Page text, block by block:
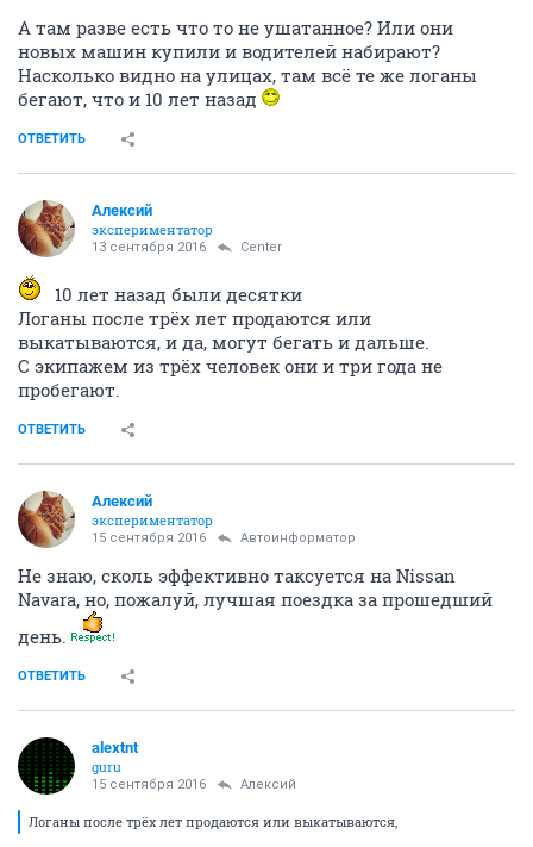
А там разве есть что то не ушатанное? Или они
новых машин купили и водителей набирают?
Насколько видно на улицах, там всё те же логаны
бегают, что и 10 лет назад
ОТВЕТИТЬ
Алексий
экспериментатор
13 сентября 2016 Center
10 лет назад были десятки
Логаны после трёх лет продаются или
выкатываются, и да, могут бегать и дальше.
С экипажем из трёх человек они и три года не
пробегают.
ОТВЕТИТЬ
Алексий
экспериментатор
15 сентября 2016 Автоинформатор
Не знаю, сколь эффективно таксуется на Nissan
Navara, но, пожалуй, лучшая поездка за прошедший
день.
ОТВЕТИТЬ
alextnt
guru
15 сентября 2016 Алексий
Логаны после трёх лет продаются или выкатываются,